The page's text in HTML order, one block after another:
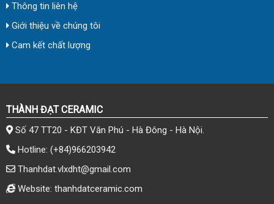
Thông tin liên hệ
Giới thiệu về chúng tôi
Cam kết chất lượng
THÀNH ĐẠT CERAMIC
Số 47 TT20 - KĐT Văn Phú - Hà Đông - Hà Nội.
Hotline: (+84)966203942
Thanhdat.vlxdht@gmail.com
Website: thanhdatceramic.com